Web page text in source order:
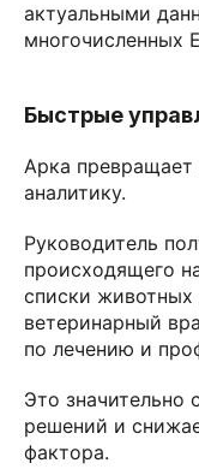
актуальными
многочисленных
Быстрые
Арка превращает
аналитику.
Руководитель
происходящего
списки
ветеринарный
по лечению и
Это значительно
решений и
фактора.